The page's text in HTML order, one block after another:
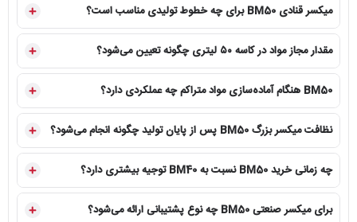
موتور 3500 وات و سیستم انتقال قدرت بهینه‌شده، به راحتی از عهده این کارها برمی‌آید.
4.امکانات جانبی و ایمنی میکسر ۵۰لیتری
– میکروسوییچ ایمنی درب میکسر
– کاسه استیل ضدزنگ با ظرفیت بالا که به راحتی قابل شستشو است.
– کلیدهای کنترل آسان و طراحی ارگونومیک برای استفاده راحت‌تر در محیط‌های شلوغ.
کاربرد میکسر 50 لیتری مستر در صنعت قنادی
این دستگاه به دلیل ظرفیت بسیار بالا و قدرت موتور، برای موارد زیر ایده‌آل است:
– تهیه خمیر نان و شیرینی‌های حجیم در حجم زیاد
میکسر قنادی BM50 برای چه خطوط تولیدی مناسب است؟
مقدار مجاز مواد در کاسه ۵۰ لیتری چگونه تعیین می‌شود؟
BM50 هنگام آماده‌سازی مواد متراکم چه عملکردی دارد؟
نظافت میکسر بزرگ BM50 پس از پایان تولید چگونه انجام می‌شود؟
چه زمانی خرید BM50 نسبت به BM40 توجیه بیشتری دارد؟
برای میکسر صنعتی BM50 چه نوع پشتیبانی ارائه می‌شود؟